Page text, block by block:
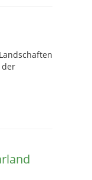
der